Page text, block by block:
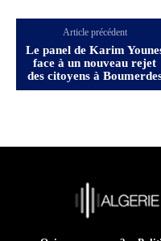
Article précédent
Le panel de Karim
face à un nouveau rejet
des citoyens à